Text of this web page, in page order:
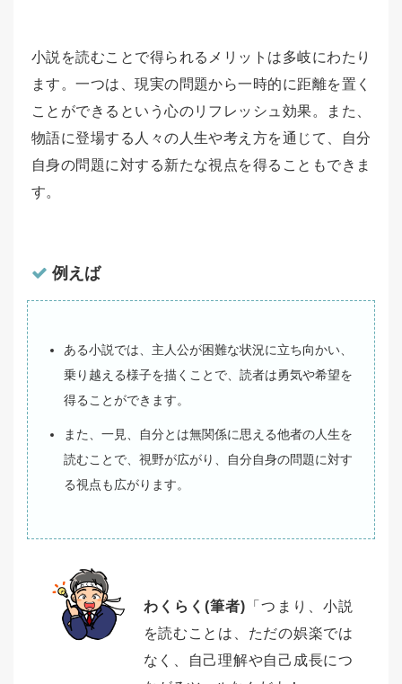
小説を読むことで得られるメリットは多岐にわたり
ます。一つは、現実の問題から一時的に距離を置く
ことができるという心のリフレッシュ効果。また、
物語に登場する人々の人生や考え方を通じて、自分
自身の問題に対する新たな視点を得ることもできま
す。
例えば
ある小説では、主人公が困難な状況に立ち向かい、
乗り越える様子を描くことで、読者は勇気や希望を
得ることができます。
また、一見、自分とは無関係に思える他者の人生を
読むことで、視野が広がり、自分自身の問題に対す
る視点も広がります。
わくらく(筆者) 「つまり、小説
を読むことは、ただの娯楽では
なく、自己理解や自己成長につ